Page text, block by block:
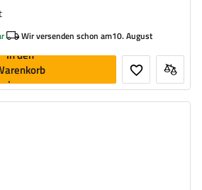
Wir versenden schon am10. August
In den
legen